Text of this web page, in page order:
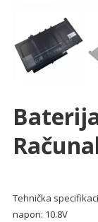
Tehnička
napon: 10.8V